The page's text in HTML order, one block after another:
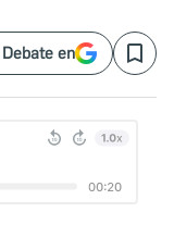
en Save